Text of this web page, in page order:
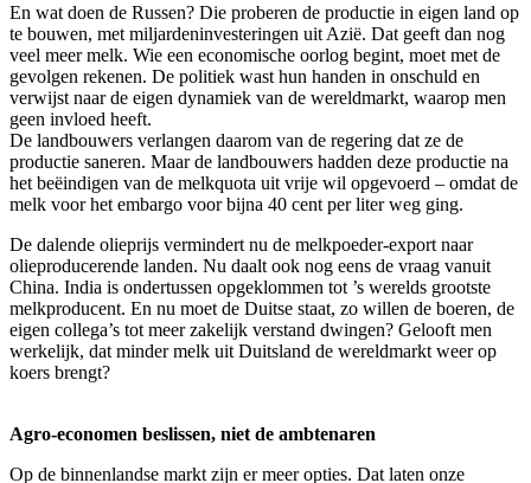
En wat doen de Russen? Die proberen de productie in eigen land op
te bouwen, met miljardeninvesteringen uit Azië. Dat geeft dan nog
veel meer melk. Wie een economische oorlog begint, moet met de
gevolgen rekenen. De politiek wast hun handen in onschuld en
verwijst naar de eigen dynamiek van de wereldmarkt, waarop men
geen invloed heeft.
De landbouwers verlangen daarom van de regering dat ze de
productie saneren. Maar de landbouwers hadden deze productie na
het beëindigen van de melkquota uit vrije wil opgevoerd – omdat de
melk voor het embargo voor bijna 40 cent per liter weg ging.
De dalende olieprijs vermindert nu de melkpoeder-export naar
olieproducerende landen. Nu daalt ook nog eens de vraag vanuit
China. India is ondertussen opgeklommen tot ’s werelds grootste
melkproducent. En nu moet de Duitse staat, zo willen de boeren, de
eigen collega’s tot meer zakelijk verstand dwingen? Gelooft men
werkelijk, dat minder melk uit Duitsland de wereldmarkt weer op
koers brengt?
Agro-economen beslissen, niet de ambtenaren
Op de binnenlandse markt zijn er meer opties. Dat laten onze